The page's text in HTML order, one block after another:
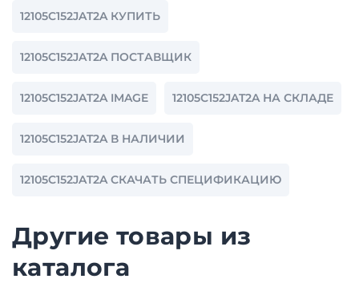
12105C152JAT2A КУПИТЬ
12105C152JAT2A ПОСТАВЩИК
12105C152JAT2A IMAGE 12105C152JAT2A НА СКЛАДЕ
12105C152JAT2A В НАЛИЧИИ
12105C152JAT2A СКАЧАТЬ СПЕЦИФИКАЦИЮ
Другие товары из
каталога